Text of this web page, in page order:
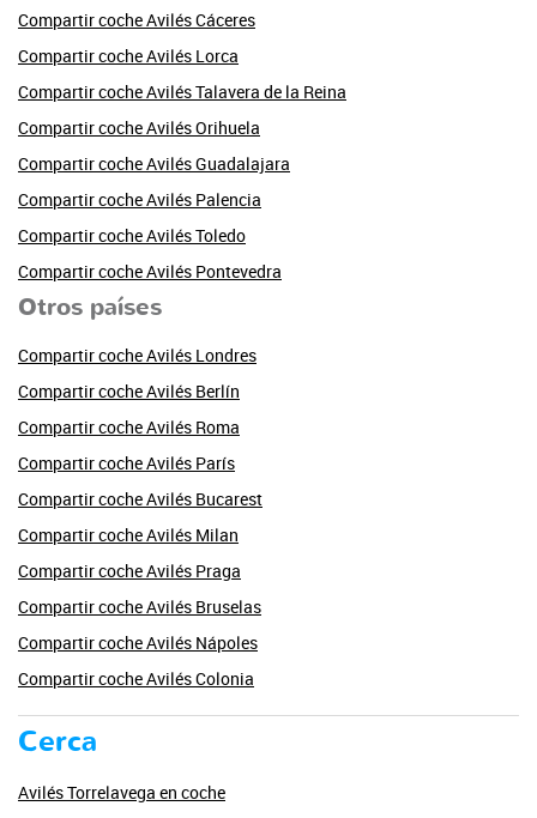
Compartir coche Avilés Cáceres
Compartir coche Avilés Lorca
Compartir coche Avilés Talavera de la Reina
Compartir coche Avilés Orihuela
Compartir coche Avilés Guadalajara
Compartir coche Avilés Palencia
Compartir coche Avilés Toledo
Compartir coche Avilés Pontevedra
Otros países
Compartir coche Avilés Londres
Compartir coche Avilés Berlín
Compartir coche Avilés Roma
Compartir coche Avilés París
Compartir coche Avilés Bucarest
Compartir coche Avilés Milan
Compartir coche Avilés Praga
Compartir coche Avilés Bruselas
Compartir coche Avilés Nápoles
Compartir coche Avilés Colonia
Cerca
Avilés Torrelavega en coche